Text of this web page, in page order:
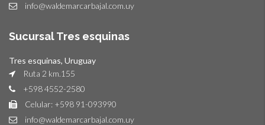
info@waldemarcarbajal.com.uy
Sucursal Tres esquinas
Tres esquinas, Uruguay
Ruta 2 km.155
+598 4552-2580
Celular: +598 91-093990
info@waldemarcarbajal.com.uy